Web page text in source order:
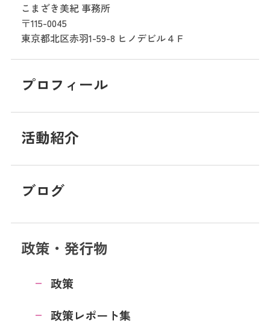
こまざき美紀 事務所
〒115-0045
東京都北区赤羽1-59-8 ヒノデビル４Ｆ
プロフィール
活動紹介
ブログ
政策・発行物
政策
政策レポート集